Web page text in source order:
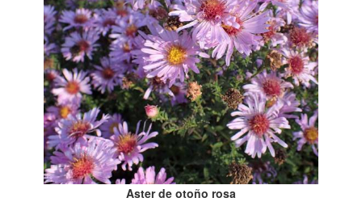
Aster de otoño rosa